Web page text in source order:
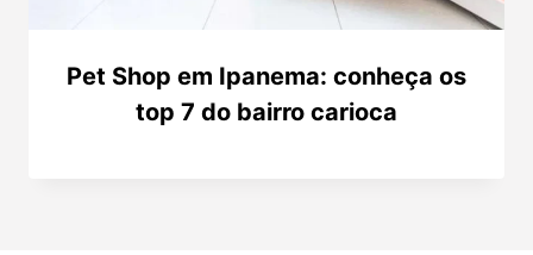
Pet Shop em Ipanema: conheça os
top 7 do bairro carioca